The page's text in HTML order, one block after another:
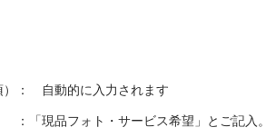
： 自動的に入力されます
現品フォト・サービス希望」とご記入。